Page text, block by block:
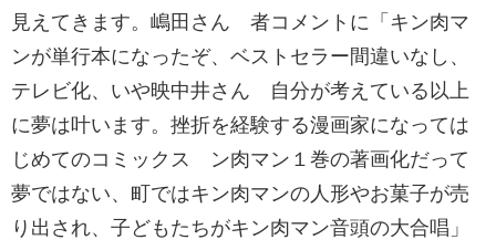
見えてきます。嶋田さん 者コメントに「キン肉マ
ンが単行本になったぞ、ベストセラー間違いなし、
テレビ化、いや映中井さん 自分が考えている以上
に夢は叶います。挫折を経験する漫画家になっては
じめてのコミックス ン肉マン１巻の著画化だって
夢ではない、町ではキン肉マンの人形やお菓子が売
り出され、子どもたちがキン肉マン音頭の大合唱」